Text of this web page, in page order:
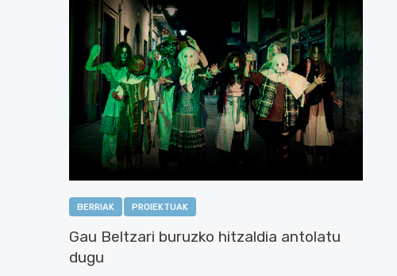
BERRIAK PROIEKTUAK
Gau Beltzari buruzko hitzaldia antolatu
dugu